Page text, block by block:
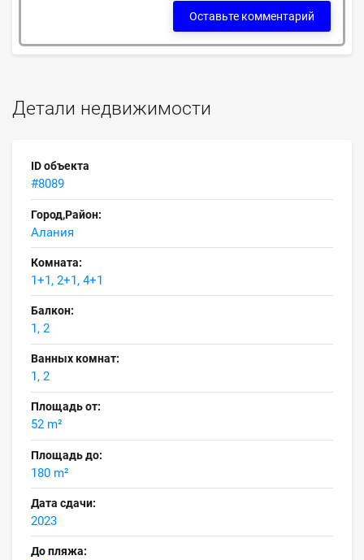
Детали недвижимости
ID объекта
#8089
Город,Район:
Алания
Комната:
1+1, 2+1, 4+1
Балкон:
1, 2
Ванных комнат:
1, 2
Площадь от:
52 m²
Площадь до:
180 m²
Дата сдачи:
2023
До пляжа:
Оставьте комментарий